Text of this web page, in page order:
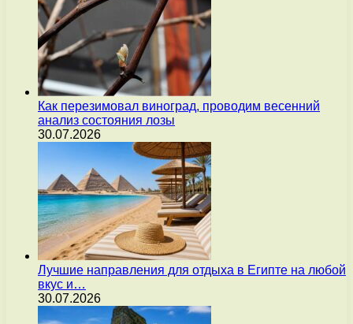
Как перезимовал виноград, проводим весенний
анализ состояния лозы
30.07.2026
Лучшие направления для отдыха в Египте на любой
вкус и…
30.07.2026